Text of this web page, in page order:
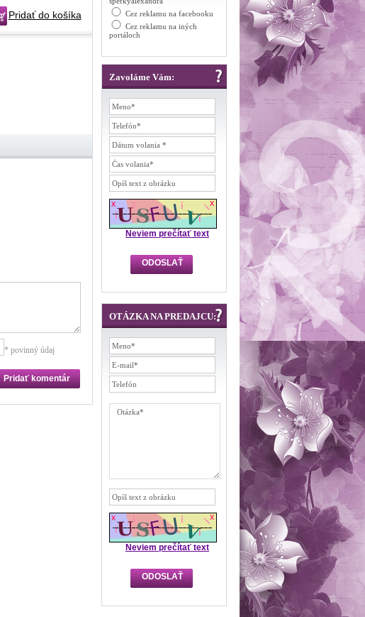
Cez reklamu na facebooku
Cez reklamu na iných
portáloch
Zavoláme Vám:
Neviem prečítať text
OTÁZKA NA PREDAJCU:
Neviem prečítať text
Pridať do košíka
* povinný údaj